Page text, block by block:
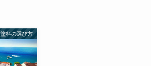
塗料の選び方